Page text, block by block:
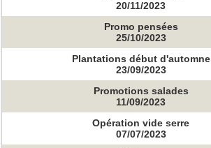
20/11/2023
Promo pensées
25/10/2023
Plantations début d'automne
23/09/2023
Promotions salades
11/09/2023
Opération vide serre
07/07/2023